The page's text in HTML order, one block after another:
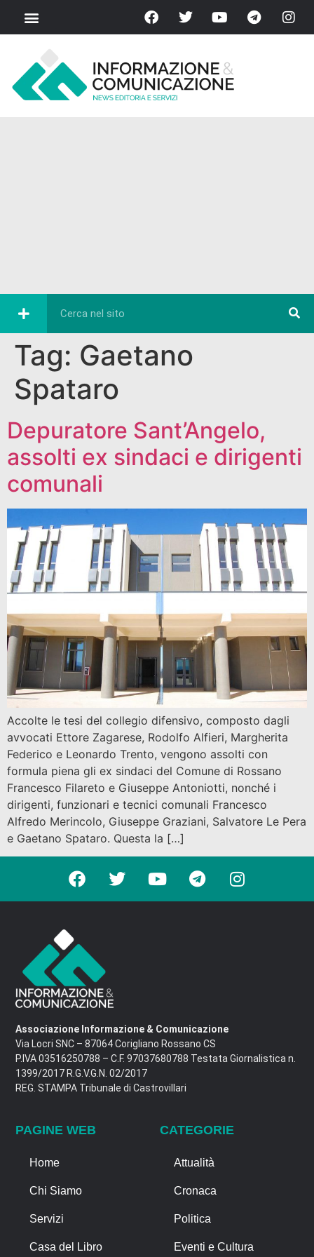
Tag: Gaetano
Spataro
Depuratore Sant’Angelo,
assolti ex sindaci e dirigenti
comunali
Accolte le tesi del collegio difensivo, composto dagli
avvocati Ettore Zagarese, Rodolfo Alfieri, Margherita
Federico e Leonardo Trento, vengono assolti con
formula piena gli ex sindaci del Comune di Rossano
Francesco Filareto e Giuseppe Antoniotti, nonché i
dirigenti, funzionari e tecnici comunali Francesco
Alfredo Merincolo, Giuseppe Graziani, Salvatore Le Pera
e Gaetano Spataro. Questa la […]
Associazione Informazione & Comunicazione
Via Locri SNC – 87064 Corigliano Rossano CS
P.IVA 03516250788 – C.F. 97037680788 Testata Giornalistica n.
1399/2017 R.G.V.G.N. 02/2017
REG. STAMPA Tribunale di Castrovillari
PAGINE WEB
Home
Chi Siamo
Servizi
Casa del Libro
CATEGORIE
Attualità
Cronaca
Politica
Eventi e Cultura